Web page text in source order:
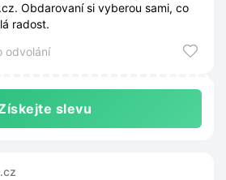
Obdarovaní si vyberou sami, co
radost.
odvolání
slevu